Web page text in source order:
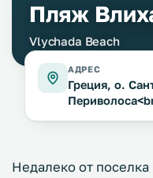
Пляж
Vlychada Beach
АДРЕС
Греция, о.
Недалеко от